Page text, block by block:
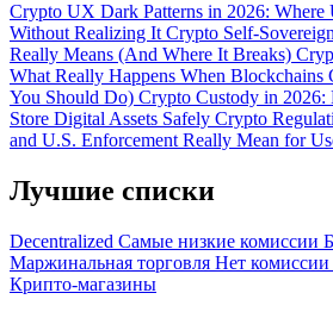
Crypto UX Dark Patterns in 2026: Where
Without Realizing It Crypto Self-
Really Means (And Where It Breaks)
What Really Happens When
You Should Do) Crypto Custody in
Store Digital Assets Safely Crypto
and U.S. Enforcement Really Mean for
Лучшие списки
Decentralized Самые низкие комиссии
Маржинальная торговля Нет комиссии
Крипто-магазины